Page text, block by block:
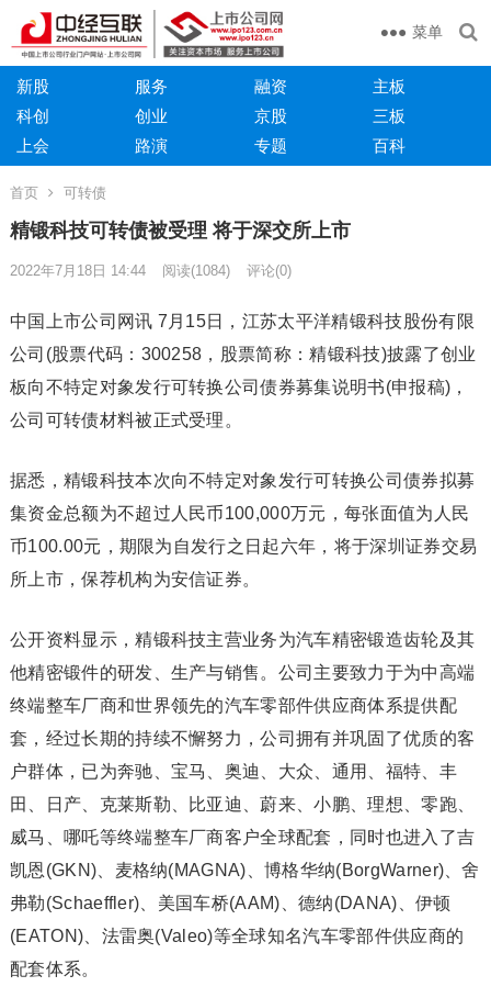
菜单
新股 服务 融资
主板
科创
创业 京股
三板
上会
路演 专题 百科
首页 可转债
精锻科技可转债被受理 将于深交所上市
2022年7月18日 14:44 阅读(1084) 评论(0)
中国上市公司网讯 7月15日，江苏太平洋精锻科技股份有限
公司(股票代码：300258，股票简称：精锻科技)披露了创业
板向不特定对象发行可转换公司债券募集说明书(申报稿)，
公司可转债材料被正式受理。
据悉，精锻科技本次向不特定对象发行可转换公司债券拟募
集资金总额为不超过人民币100,000万元，每张面值为人民
币100.00元，期限为自发行之日起六年，将于深圳证券交易
所上市，保荐机构为安信证券。
公开资料显示，精锻科技主营业务为汽车精密锻造齿轮及其
他精密锻件的研发、生产与销售。公司主要致力于为中高端
终端整车厂商和世界领先的汽车零部件供应商体系提供配
套，经过长期的持续不懈努力，公司拥有并巩固了优质的客
户群体，已为奔驰、宝马、奥迪、大众、通用、福特、丰
田、日产、克莱斯勒、比亚迪、蔚来、小鹏、理想、零跑、
威马、哪吒等终端整车厂商客户全球配套，同时也进入了吉
凯恩(GKN)、麦格纳(MAGNA)、博格华纳(BorgWarner)、舍
弗勒(Schaeffler)、美国车桥(AAM)、德纳(DANA)、伊顿
(EATON)、法雷奥(Valeo)等全球知名汽车零部件供应商的
配套体系。